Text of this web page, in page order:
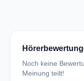
Noch keine
Meinung teilt!